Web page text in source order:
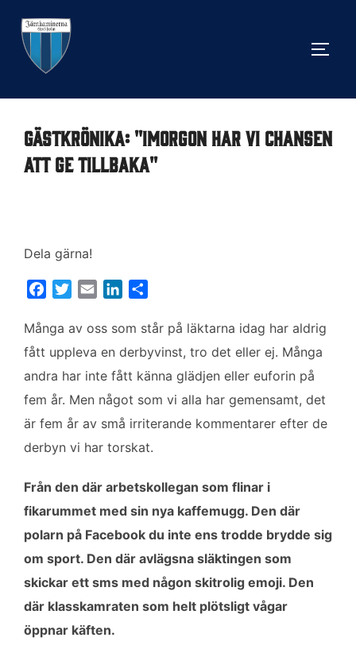
innehåll
Gästkrönika: "Imorgon har vi chansen
att ge tillbaka"
Dela gärna!
c
e
o
o
k
i
t
e
r
a
n
k
d
I
n
l
a
Många av oss som står på läktarna idag har aldrig
fått uppleva en derbyvinst, tro det eller ej. Många
andra har inte fått känna glädjen eller euforin på
fem år. Men något som vi alla har gemensamt, det
är fem år av små irriterande kommentarer efter de
derbyn vi har torskat.
Från den där arbetskollegan som flinar i
fikarummet med sin nya kaffemugg. Den där
polarn på Facebook du inte ens trodde brydde sig
om sport. Den där avlägsna släktingen som
skickar ett sms med någon skitrolig emoji. Den
där klasskamraten som helt plötsligt vågar
öppnar käften.